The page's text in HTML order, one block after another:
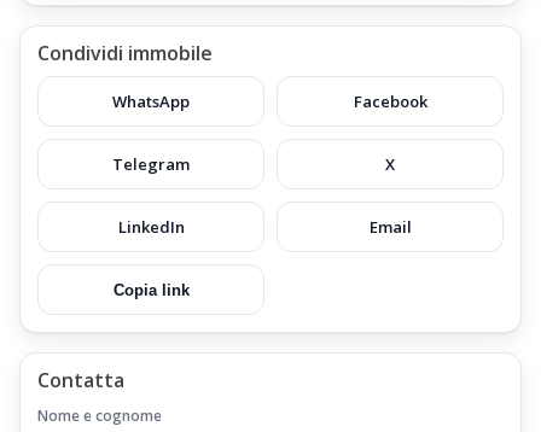
Condividi immobile
WhatsApp Facebook
Telegram X
LinkedIn Email
Copia link
Contatta
Nome e cognome